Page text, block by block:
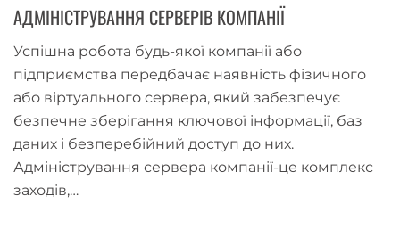
АДМІНІСТРУВАННЯ СЕРВЕРІВ КОМПАНІЇ
Успішна робота будь-якої компанії або
підприємства передбачає наявність фізичного
або віртуального сервера, який забезпечує
безпечне зберігання ключової інформації, баз
даних і безперебійний доступ до них.
Адміністрування сервера компанії-це комплекс
заходів,…